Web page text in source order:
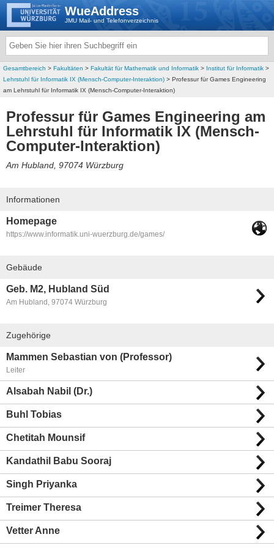
WueAddress
JMU Mail- und Telefonverzeichnis
Gesamtbereich > Fakultäten > Fakultät für Mathematik und Informatik > Institut für Informatik >
Lehrstuhl für Informatik IX (Mensch-Computer-Interaktion) > Professur für Games Engineering
am Lehrstuhl für Informatik IX (Mensch-Computer-Interaktion)
Professur für Games Engineering am
Lehrstuhl für Informatik IX (Mensch-
Computer-Interaktion)
Am Hubland, 97074 Würzburg
Informationen
Homepage
https://www.informatik.uni-wuerzburg.de/games/
Gebäude
Geb. M2, Hubland Süd
Am Hubland, 97074 Würzburg
Zugehörige
Mammen Sebastian von (Professor)
Leiter
Alsabah Nabil (Dr.)
Buhl Tobias
Chetitah Mounsif
Kandathil Babu Sooraj
Singh Priyanka
Treimer Theresa
Vetter Anne